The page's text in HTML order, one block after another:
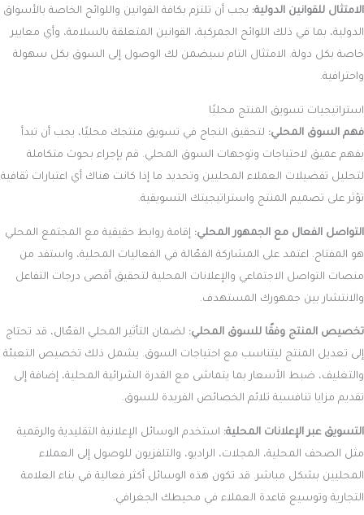
الامتثال للقوانين الدولية: يجب أن تلتزم بكافة القوانين واللوائح الخاصة بالأسواق
الدولية، بما في ذلك اللوائح الجمركية، القوانين المتعلقة بالسلامة، وأي معايير
خاصة بكل دولة. الامتثال التام سيضمن لك الوصول إلى السوق بكل سهولة
واحترافية.
استراتيجيات تسويق المنتج محليًا
فهم السوق المحلي: لتحقيق النجاح في تسويق منتجك محليًا، يجب أن تبدأ
بفهم عميق لاحتياجات وتوجهات السوق المحلي. قم بإجراء بحوث متكاملة
لتحليل تفضيلات العملاء المحليين وتحديد ما إذا كانت هناك أي اعتبارات ثقافية
تؤثر على تصميم المنتج واستراتيجيتك التسويقية.
التواصل الفعال مع الجمهور المحلي: إقامة روابط حقيقية مع المجتمع المحلي
هو المفتاح. اعتمد على المشاركة الفعّالة في الفعاليات المحلية، واستفد من
منصات التواصل الاجتماعي والإعلانات المحلية لتحقيق أقصى درجات التفاعل
والانتشار بين جمهورك المستهدف.
تخصيص المنتج وفقًا للسوق المحلي: لضمان التأثير المحلي الفعّال، قد تحتاج
إلى تعديل المنتج ليتناسب مع احتياجات السوق. يشمل ذلك تخصيص التعبئة
والتغليف، ضبط الأسعار بما يتماشى مع القدرة الشرائية المحلية، إضافة إلى
تقديم مزايا تنافسية تلائم الخصائص الفريدة للسوق.
التسويق عبر الإعلانات المحلية: استخدم الوسائل الإعلانية التقليدية والرقمية
مثل الصحف المحلية، المجلات، الراديو، والتلفزيون للوصول إلى العملاء
المحليين بشكل مباشر. قد تكون هذه الوسائل أكثر فعالية في بناء العلامة
التجارية وتوسيع قاعدة العملاء في محيطك الجغرافي.